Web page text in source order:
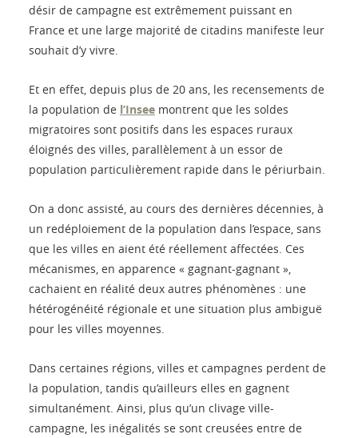
désir de campagne est extrêmement puissant en
France et une large majorité de citadins manifeste leur
souhait d’y vivre.
Et en effet, depuis plus de 20 ans, les recensements de
la population de l’Insee montrent que les soldes
migratoires sont positifs dans les espaces ruraux
éloignés des villes, parallèlement à un essor de
population particulièrement rapide dans le périurbain.
On a donc assisté, au cours des dernières décennies, à
un redéploiement de la population dans l’espace, sans
que les villes en aient été réellement affectées. Ces
mécanismes, en apparence « gagnant-gagnant »,
cachaient en réalité deux autres phénomènes : une
hétérogénéité régionale et une situation plus ambiguë
pour les villes moyennes.
Dans certaines régions, villes et campagnes perdent de
la population, tandis qu’ailleurs elles en gagnent
simultanément. Ainsi, plus qu’un clivage ville-
campagne, les inégalités se sont creusées entre de